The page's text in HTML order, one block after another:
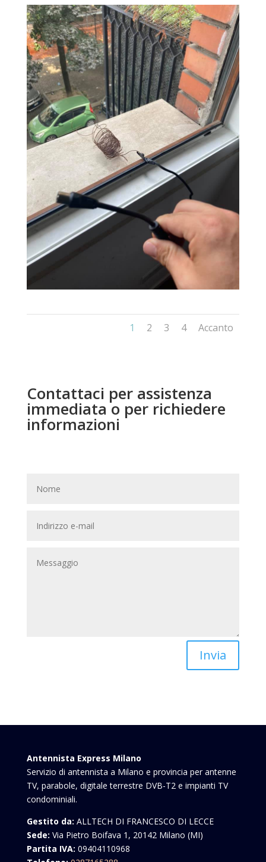
1 2 3 4 Accanto
Contattaci per assistenza
immediata o per richiedere
informazioni
Invia
Antennista Express Milano
Servizio di antennista a Milano e provincia per antenne
TV, parabole, digitale terrestre DVB-T2 e impianti TV
condominiali.
Gestito da: ALLTECH DI FRANCESCO DI LECCE
Sede: Via Pietro Boifava 1, 20142 Milano (MI)
Partita IVA: 09404110968